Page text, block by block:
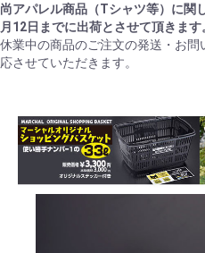
尚アパレル商品（Tシャツ等）に関
月12日までに出荷とさせて頂きます
休業中の商品のご注文の発送・お
応させていただきます。